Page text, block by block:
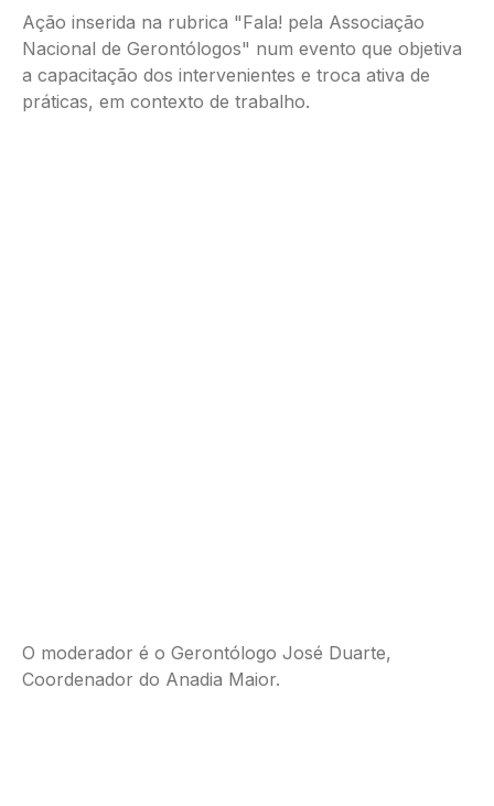
Ação inserida na rubrica "Fala! pela Associação
Nacional de Gerontólogos" num evento que objetiva
a capacitação dos intervenientes e troca ativa de
práticas, em contexto de trabalho.
O moderador é o Gerontólogo José Duarte,
Coordenador do Anadia Maior.